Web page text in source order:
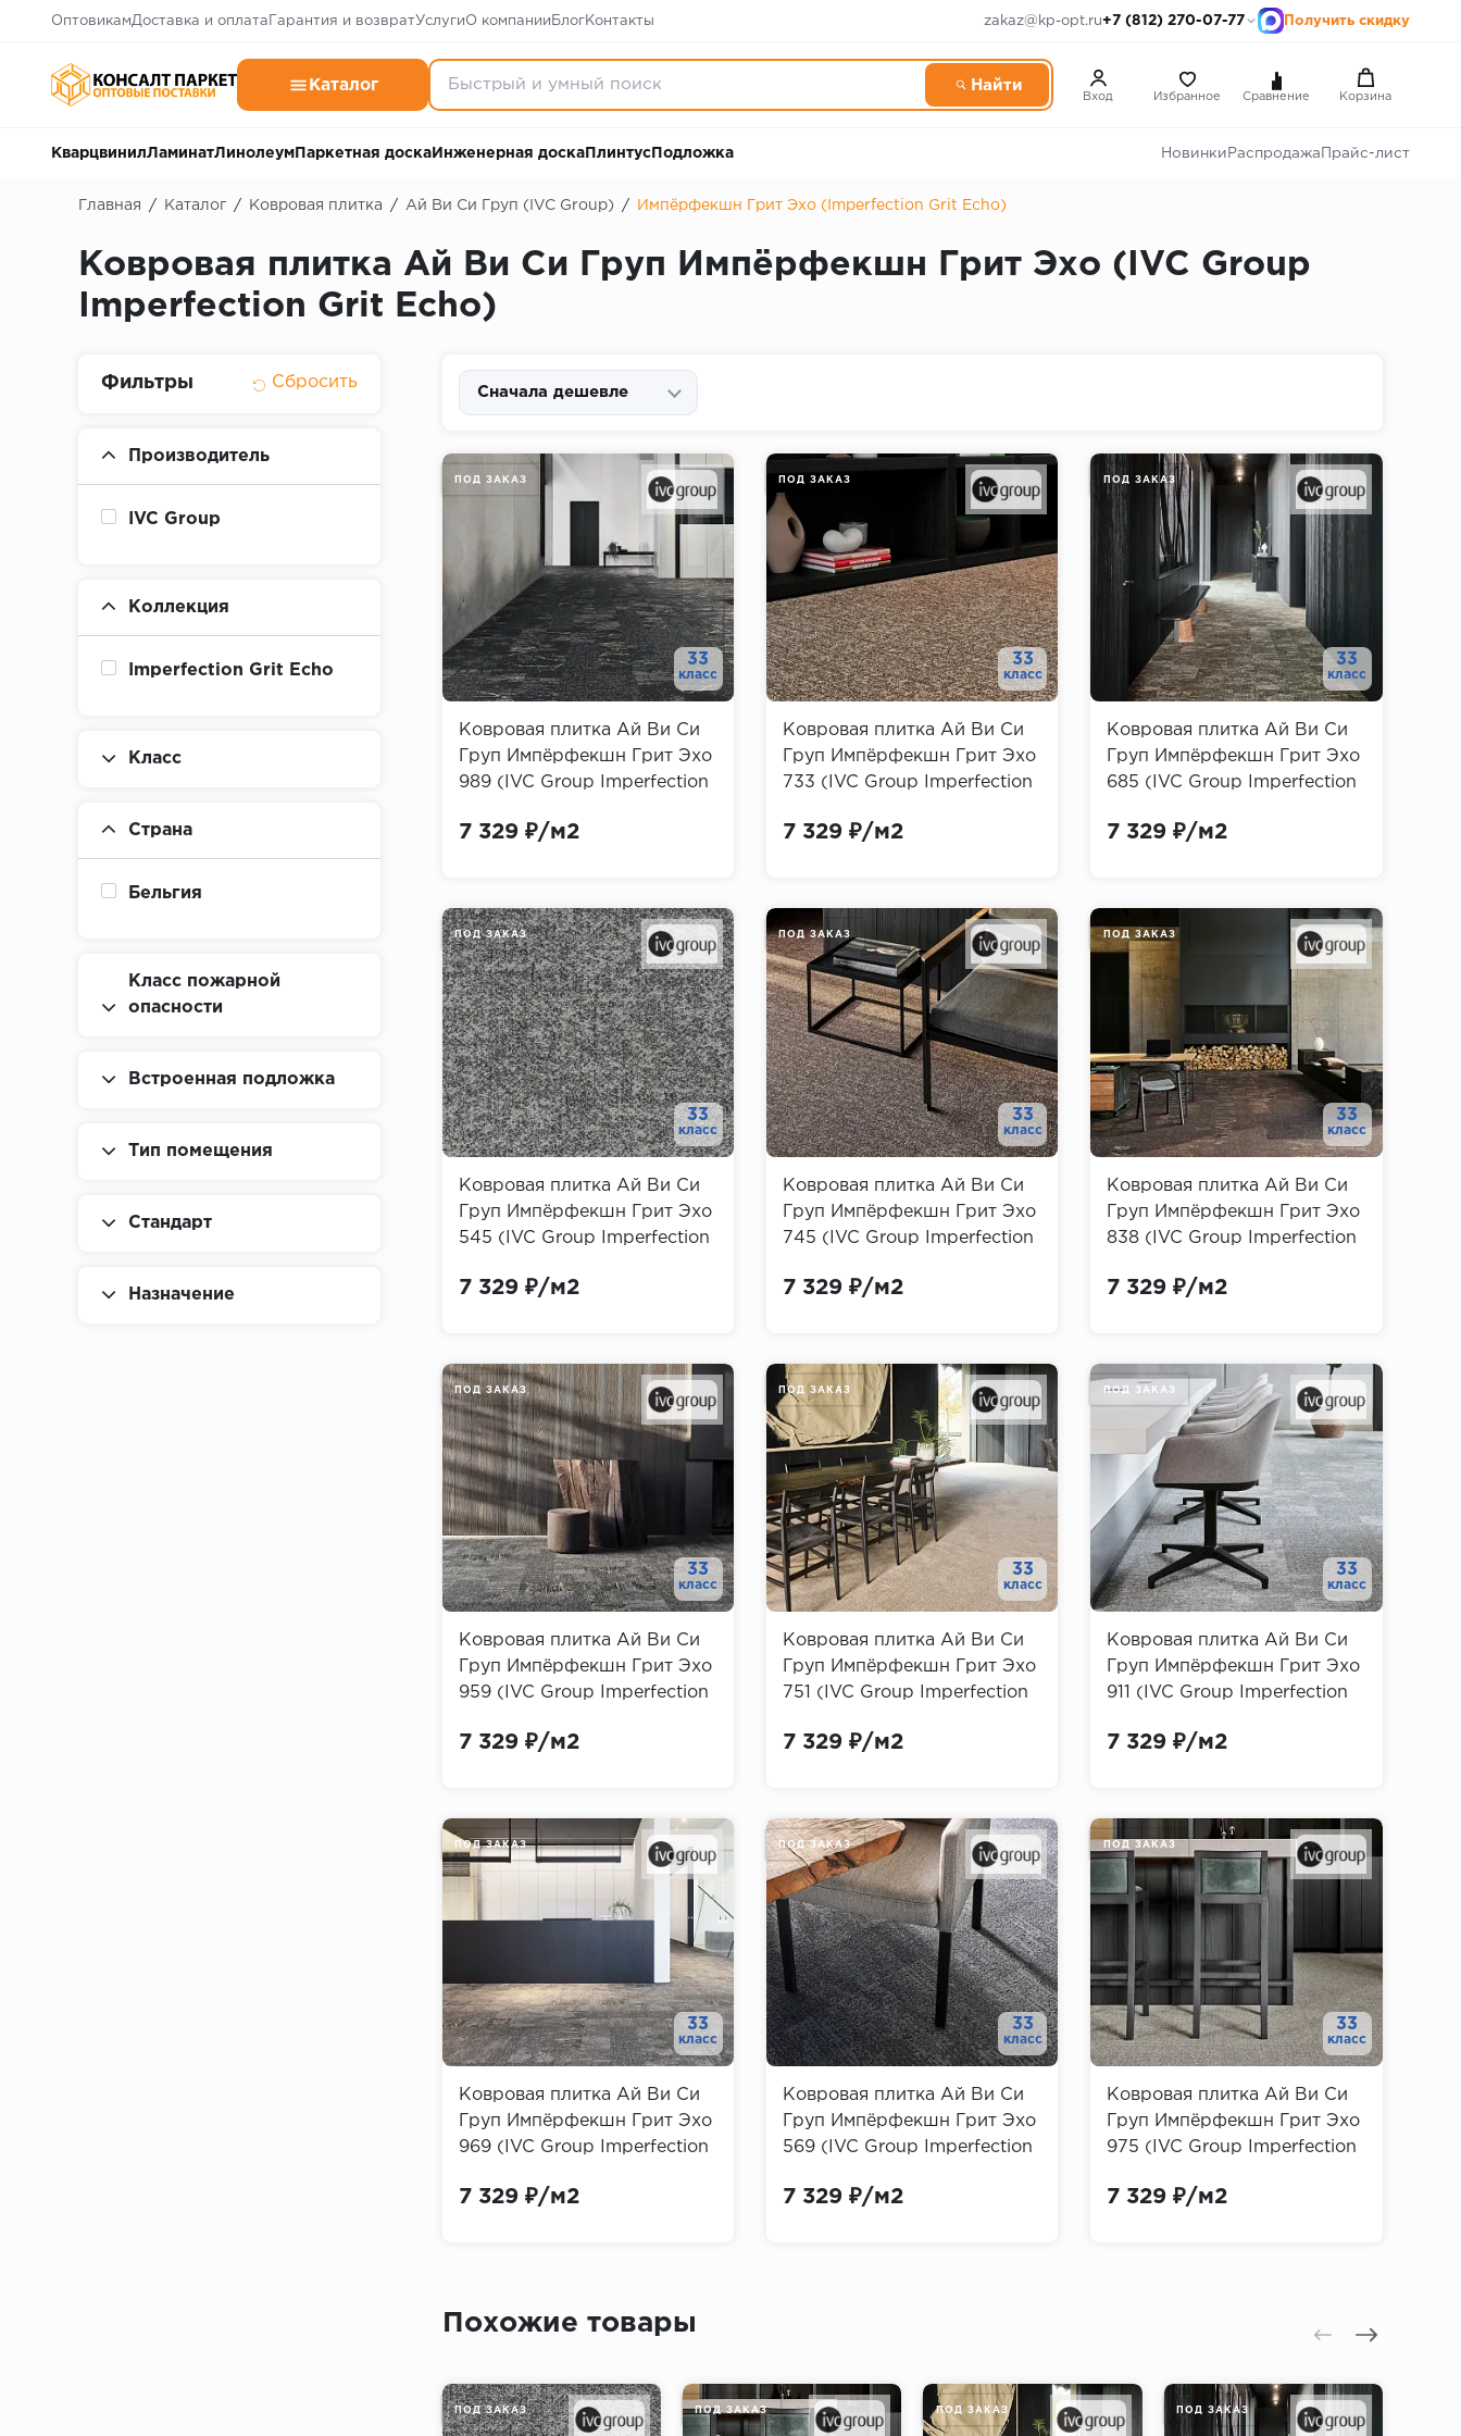
ОптовикамДоставка и оплата Гарантия и возвратУслугиО компании БлогКонтакты zakaz@kp-opt.ru+7 (812) 270-07-77 Получить скидку
Каталог
Вход Избранное Сравнение Корзина
КварцвинилЛаминатЛинолеум Паркетная доска Инженерная доска Плинтус Подложка Новинки Распродажа Прайс-лист
Главная / Каталог / Ковровая плитка / Ай Ви Си Груп (IVC Group) / Импёрфекшн Грит Эхо (Imperfection Grit Echo)
Ковровая плитка Ай Ви Си Груп Импёрфекшн Грит Эхо (IVC Group
Imperfection Grit Echo)
Фильтры
Производитель
IVC Group
Коллекция
Imperfection Grit Echo
Класс
Страна
Бельгия
Класс пожарной
опасности
Встроенная подложка
Тип помещения
Стандарт
Назначение
Сначала дешевле
33
класс
ПОД ЗАКАЗ
Ковровая плитка Ай Ви Си
Груп Импёрфекшн Грит Эхо
989 (IVC Group Imperfection
7 329 ₽/м2
33
класс
ПОД ЗАКАЗ
Ковровая плитка Ай Ви Си
Груп Импёрфекшн Грит Эхо
733 (IVC Group Imperfection
7 329 ₽/м2
33
класс
ПОД ЗАКАЗ
Ковровая плитка Ай Ви Си
Груп Импёрфекшн Грит Эхо
685 (IVC Group Imperfection
7 329 ₽/м2
33
класс
ПОД ЗАКАЗ
Ковровая плитка Ай Ви Си
Груп Импёрфекшн Грит Эхо
545 (IVC Group Imperfection
7 329 ₽/м2
33
класс
ПОД ЗАКАЗ
Ковровая плитка Ай Ви Си
Груп Импёрфекшн Грит Эхо
745 (IVC Group Imperfection
7 329 ₽/м2
33
класс
ПОД ЗАКАЗ
Ковровая плитка Ай Ви Си
Груп Импёрфекшн Грит Эхо
838 (IVC Group Imperfection
7 329 ₽/м2
33
класс
ПОД ЗАКАЗ
Ковровая плитка Ай Ви Си
Груп Импёрфекшн Грит Эхо
959 (IVC Group Imperfection
7 329 ₽/м2
33
класс
ПОД ЗАКАЗ
Ковровая плитка Ай Ви Си
Груп Импёрфекшн Грит Эхо
751 (IVC Group Imperfection
7 329 ₽/м2
33
класс
ПОД ЗАКАЗ
Ковровая плитка Ай Ви Си
Груп Импёрфекшн Грит Эхо
911 (IVC Group Imperfection
7 329 ₽/м2
33
класс
ПОД ЗАКАЗ
Ковровая плитка Ай Ви Си
Груп Импёрфекшн Грит Эхо
969 (IVC Group Imperfection
7 329 ₽/м2
33
класс
ПОД ЗАКАЗ
Ковровая плитка Ай Ви Си
Груп Импёрфекшн Грит Эхо
569 (IVC Group Imperfection
7 329 ₽/м2
33
класс
ПОД ЗАКАЗ
Ковровая плитка Ай Ви Си
Груп Импёрфекшн Грит Эхо
975 (IVC Group Imperfection
7 329 ₽/м2
Похожие товары
ПОД ЗАКАЗ ПОД ЗАКАЗ ПОД ЗАКАЗ ПОД ЗАКАЗ